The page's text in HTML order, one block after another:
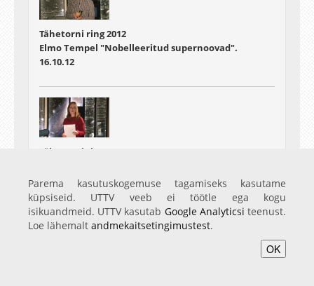
Tähetorni ring 2012
Elmo Tempel "Nobelleeritud supernoovad".
16.10.12
Tähetorni ring 2012
tellida Sven Dimberg?"
30.10.12
Parema kasutuskogemuse tagamiseks kasutame
küpsiseid. UTTV veeb ei töötle ega kogu
isikuandmeid. UTTV kasutab Google Analyticsi teenust.
Loe lähemalt andmekaitsetingimustest.
OK